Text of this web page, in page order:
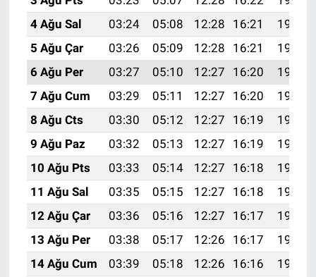
4 Ağu Sal
03:24 05:08 12:28 16:21
19:38
5 Ağu Çar
03:26 05:09 12:28 16:21
19:37
6 Ağu Per
03:27 05:10 12:27 16:20
19:35
7 Ağu Cum
03:29 05:11 12:27 16:20
19:34
8 Ağu Cts
03:30 05:12 12:27 16:19
19:33
9 Ağu Paz
03:32 05:13 12:27 16:19
19:32
10 Ağu Pts
03:33 05:14 12:27 16:18
19:30
11 Ağu Sal
03:35 05:15 12:27 16:18
19:29
12 Ağu Çar
03:36 05:16 12:27 16:17
19:28
13 Ağu Per
03:38 05:17 12:26 16:17
19:26
14 Ağu Cum
03:39 05:18 12:26 16:16
19:25